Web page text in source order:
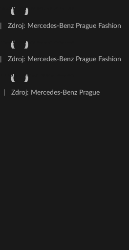
Zdroj: Mercedes-Benz Prague Fashion
Zdroj: Mercedes-Benz Prague Fashion
Zdroj: Mercedes-Benz Prague